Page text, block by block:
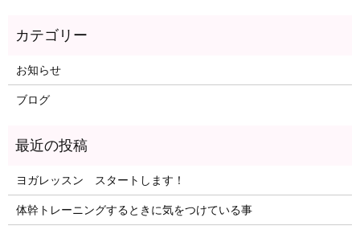
お知らせ
ブログ
ヨガレッスン スタートします！
体幹トレーニングするときに気をつけている事